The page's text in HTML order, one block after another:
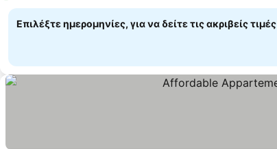
Επιλέξτε ημερομηνίες, για να δείτε τις ακριβείς τιμές